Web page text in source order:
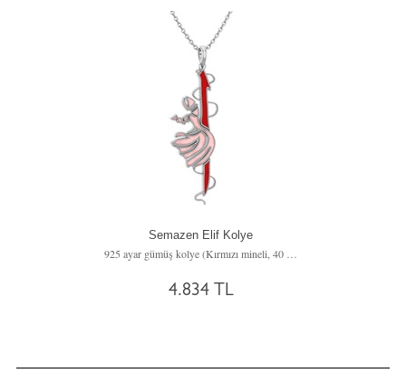
Semazen Elif Kolye
4.834 TL